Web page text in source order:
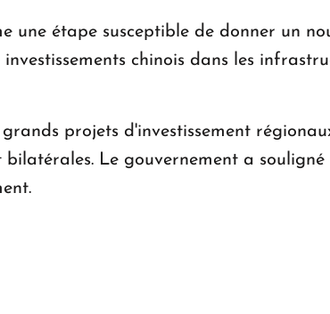
une étape susceptible de donner un
chinois dans les
projets d'investissement
Le gouvernement a souligné